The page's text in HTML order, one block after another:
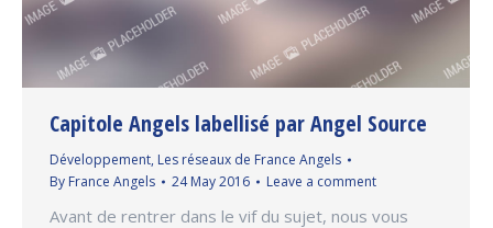
Capitole Angels labellisé par Angel Source
Développement, Les réseaux de France Angels
By France Angels 24 May 2016 Leave a comment
Avant de rentrer dans le vif du sujet, nous vous